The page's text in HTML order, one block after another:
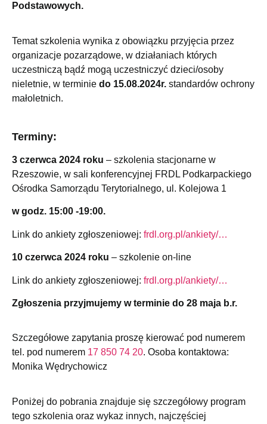
Podstawowych.
Temat szkolenia wynika z obowiązku przyjęcia przez
organizacje pozarządowe, w działaniach których
uczestniczą bądź mogą uczestniczyć dzieci/osoby
nieletnie, w terminie do 15.08.2024r. standardów ochrony
małoletnich.
Terminy:
3 czerwca 2024 roku – szkolenia stacjonarne w
Rzeszowie, w sali konferencyjnej FRDL Podkarpackiego
Ośrodka Samorządu Terytorialnego, ul. Kolejowa 1
w godz. 15:00 -19:00.
Link do ankiety zgłoszeniowej: frdl.org.pl/ankiety/…
10 czerwca 2024 roku – szkolenie on-line
Link do ankiety zgłoszeniowej: frdl.org.pl/ankiety/…
Zgłoszenia przyjmujemy w terminie do 28 maja b.r.
Szczegółowe zapytania proszę kierować pod numerem
tel. pod numerem 17 850 74 20. Osoba kontaktowa:
Monika Wędrychowicz
Poniżej do pobrania znajduje się szczegółowy program
tego szkolenia oraz wykaz innych, najczęściej